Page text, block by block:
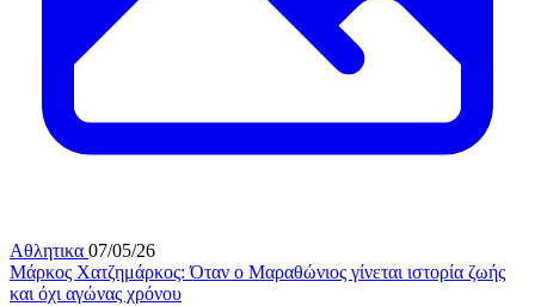
Αθλητικα 07/05/26
Μάρκος Χατζημάρκος: Όταν ο Μαραθώνιος γίνεται ιστορία ζωής
και όχι αγώνας χρόνου